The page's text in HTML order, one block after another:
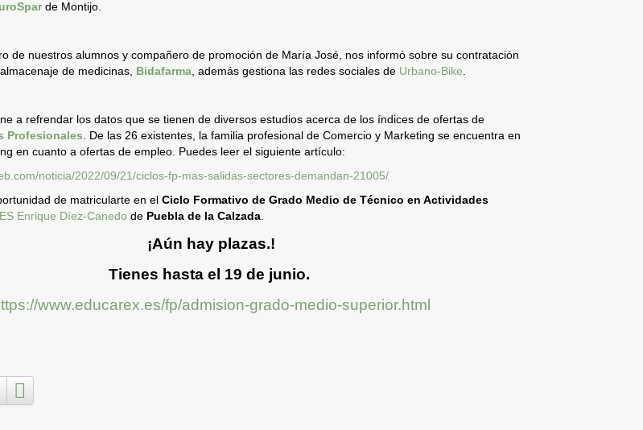
de Montijo.
de nuestros alumnos y compañero de promoción de María José, nos informó sobre su contratación
de medicinas, Bidafarma, además gestiona las redes sociales de Urbano-Bike.
a refrendar los datos que se tienen de diversos estudios acerca de los índices de ofertas de
Profesionales. De las 26 existentes, la familia profesional de Comercio y Marketing se encuentra en
en cuanto a ofertas de empleo. Puedes leer el siguiente artículo:
noticia/2022/09/21/ciclos-fp-mas-salidas-sectores-demandan-21005/
de matricularte en el Ciclo Formativo de Grado Medio de Técnico en Actividades
IES Enrique Díez-Canedo de Puebla de la Calzada.
¡Aún hay plazas.!
Tienes hasta el 19 de junio.
www.educarex.es/fp/admision-grado-medio-superior.html